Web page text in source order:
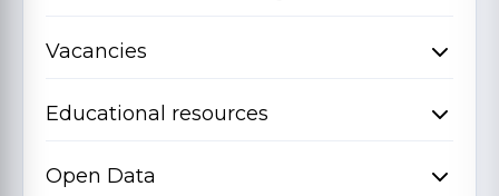
Vacancies
Educational resources
Open Data